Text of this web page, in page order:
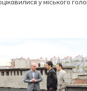
у міського